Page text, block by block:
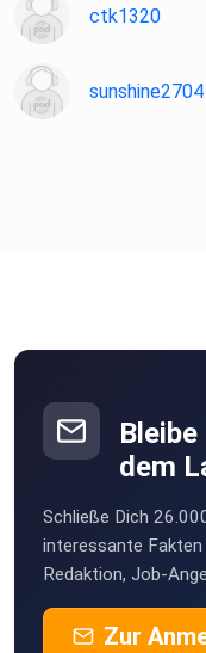
ctk1320
sunshine2704
dem
Schließe Dich
interessante
Redaktion, Job-
Zur